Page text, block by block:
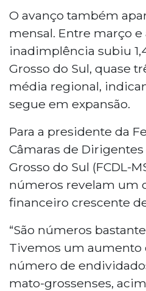
O avanço também
mensal. Entre março e
inadimplência subiu
Grosso do Sul, quase
média regional,
segue em expansão.
Para a presidente da
Câmaras de
Grosso do Sul (FCDL-
números revelam um
financeiro crescente
“São números
Tivemos um aumento
número de
mato-grossenses,